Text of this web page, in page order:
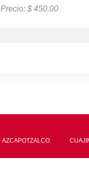
Precio: $ 450.00
AZCAPOTZALCO